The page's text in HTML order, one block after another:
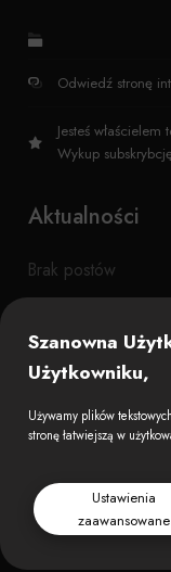
Odwiedź stronę
Jesteś
Wykup
Aktualności
Brak postów
Szanowna
Użytkowniku,
Używamy plików
stronę łatwiejszą w
Ustawienia
zaawansowane